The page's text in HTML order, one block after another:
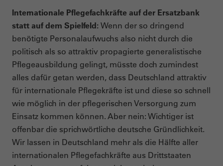
Internationale Pflegefachkräfte auf der Ersatzbank
statt auf dem Spielfeld: Wenn der so dringend
benötigte Personalaufwuchs also nicht durch die
politisch als so attraktiv propagierte generalistische
Pflegeausbildung gelingt, müsste doch zumindest
alles dafür getan werden, dass Deutschland attraktiv
für internationale Pflegekräfte ist und diese so schnell
wie möglich in der pflegerischen Versorgung zum
Einsatz kommen können. Aber nein: Wichtiger ist
offenbar die sprichwörtliche deutsche Gründlichkeit.
Wir lassen in Deutschland mehr als die Hälfte aller
internationalen Pflegefachkräfte aus Drittstaaten